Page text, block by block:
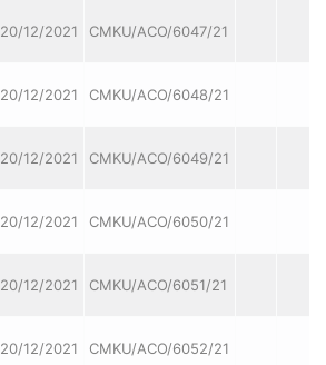
20/12/2021 CMKU/ACO/6047/21
20/12/2021 CMKU/ACO/6048/21
20/12/2021 CMKU/ACO/6049/21
20/12/2021 CMKU/ACO/6050/21
20/12/2021 CMKU/ACO/6051/21
20/12/2021 CMKU/ACO/6052/21